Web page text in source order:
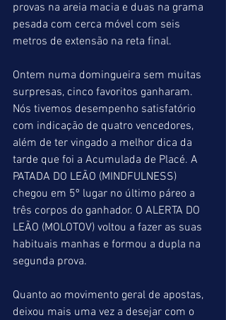
provas na areia macia e duas na grama
pesada com cerca móvel com seis
metros de extensão na reta final.
Ontem numa domingueira sem muitas
surpresas, cinco favoritos ganharam.
Nós tivemos desempenho satisfatório
com indicação de quatro vencedores,
além de ter vingado a melhor dica da
tarde que foi a Acumulada de Placé. A
PATADA DO LEÃO (MINDFULNESS)
chegou em 5º lugar no último páreo a
três corpos do ganhador. O ALERTA DO
LEÃO (MOLOTOV) voltou a fazer as suas
habituais manhas e formou a dupla na
segunda prova.
Quanto ao movimento geral de apostas,
deixou mais uma vez a desejar com o